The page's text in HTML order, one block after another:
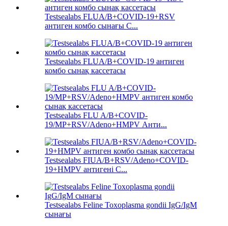
Testsealabs FLUA/B+COVID-19+RSV
антиген комбо сынағы C...
Testsealabs FLUA/B+COVID-19 антиген
комбо сынақ кассетасы
Testsealabs FLU A/B+COVID-
19/MP+RSV/Adeno+HMPV Анти...
Testsealabs FIUA/B+RSV/Adeno+COVID-
19+HMPV антигені С...
Testsealabs Feline Toxoplasma gondii IgG/IgM
сынағы